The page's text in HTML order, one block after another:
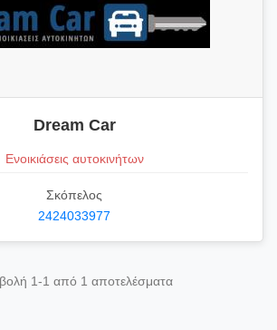
Dream Car
Ενοικιάσεις αυτοκινήτων
Σκόπελος
2424033977
1-1 από 1 αποτελέσματα